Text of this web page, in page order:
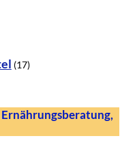
(17)